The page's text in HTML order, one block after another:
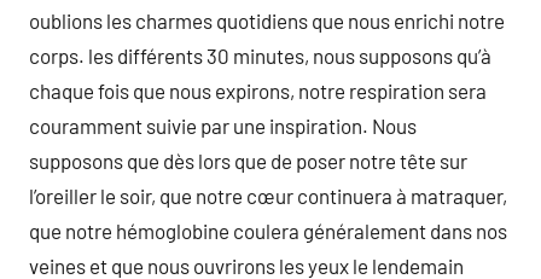
oublions les charmes quotidiens que nous enrichi notre
corps. les différents 30 minutes, nous supposons qu’à
chaque fois que nous expirons, notre respiration sera
couramment suivie par une inspiration. Nous
supposons que dès lors que de poser notre tête sur
l’oreiller le soir, que notre cœur continuera à matraquer,
que notre hémoglobine coulera généralement dans nos
veines et que nous ouvrirons les yeux le lendemain